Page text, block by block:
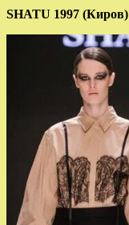
SHATU 1997 (Киров)